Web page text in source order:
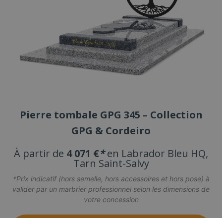
Pierre tombale GPG 345 – Collection
GPG & Cordeiro
À partir de 4 071 €* en Labrador Bleu HQ,
Tarn Saint-Salvy
*Prix indicatif (hors semelle, hors accessoires et hors pose) à
valider par un marbrier professionnel selon les dimensions de
votre concession